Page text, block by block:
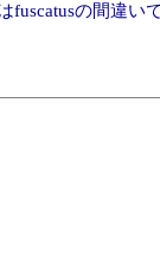
fuscatusの間違い